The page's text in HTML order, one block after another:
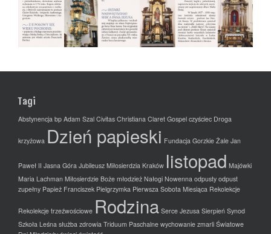
Tagi
Abstynencja bp Adam Szal Civitas Christiana Claret Gospel czyściec Droga
krzyżowa Dzień papieski Fundacja Gorzkie Żale Jan
Paweł II Jasna Góra Jubileusz Miłosierdzia Kraków listopad Majówki
Maria Lachman Miłosierdzie Boże młodzież Nałogi Nowenna odpusty odpust
zupełny Papież Franciszek Pielgrzymka Pierwsza Sobota Miesiąca Rekolekcje
Rekolekcje trzeźwościowe Rodzina Serce Jezusa Sierpień Synod
Szkoła Leśna służba zdrowia Triduum Paschalne wychowanie zmarli Światowe